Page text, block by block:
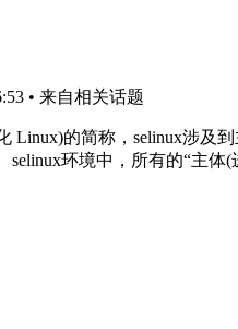
• 来自相关话题
的简称，selinux涉及
环境中，所有的“主体(